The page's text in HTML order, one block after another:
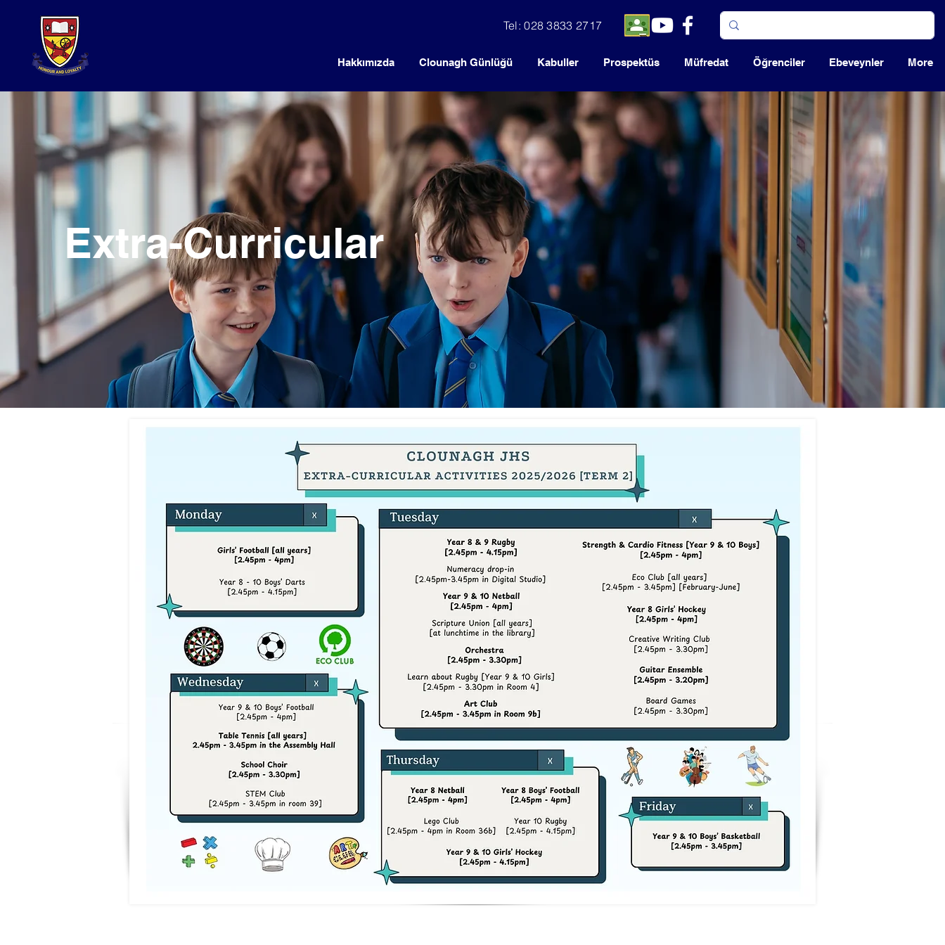
Tel: 028 3833 2717
Hakkımızda Clounagh Günlüğü Kabuller Prospektüs Müfredat Öğrenciler Ebeveynler More
Extra-Curricular